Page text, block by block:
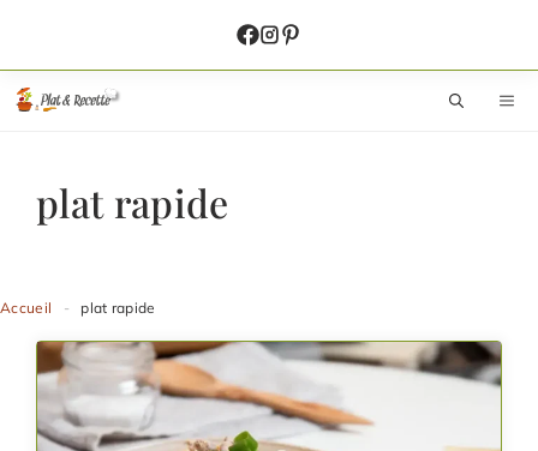
contenu
plat rapide
Accueil - plat rapide